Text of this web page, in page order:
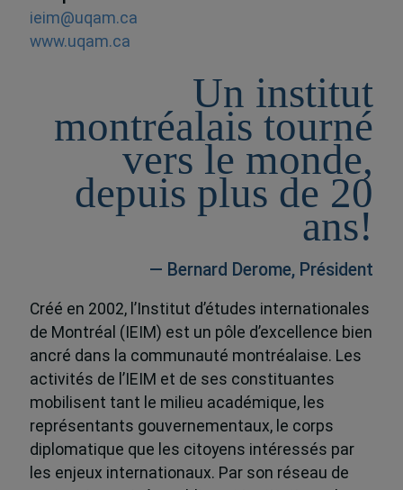
ieim@uqam.ca
www.uqam.ca
Un institut
montréalais tourné
vers le monde,
depuis plus de 20
ans!
— Bernard Derome, Président
Créé en 2002, l’Institut d’études internationales
de Montréal (IEIM) est un pôle d’excellence bien
ancré dans la communauté montréalaise. Les
activités de l’IEIM et de ses constituantes
mobilisent tant le milieu académique, les
représentants gouvernementaux, le corps
diplomatique que les citoyens intéressés par
les enjeux internationaux. Par son réseau de